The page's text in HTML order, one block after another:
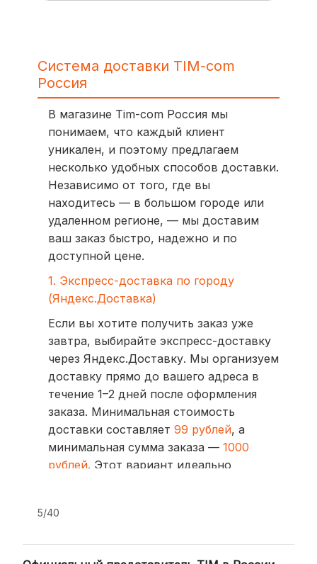
Система доставки TIM-com
Россия
В магазине Tim-com Россия мы
понимаем, что каждый клиент
уникален, и поэтому предлагаем
несколько удобных способов доставки.
Независимо от того, где вы
находитесь — в большом городе или
удаленном регионе, — мы доставим
ваш заказ быстро, надежно и по
доступной цене.
1. Экспресс-доставка по городу
(Яндекс.Доставка)
Если вы хотите получить заказ уже
завтра, выбирайте экспресс-доставку
через Яндекс.Доставку. Мы организуем
доставку прямо до вашего адреса в
течение 1–2 дней после оформления
заказа. Минимальная стоимость
доставки составляет 99 рублей, а
минимальная сумма заказа — 1000
рублей. Этот вариант идеально
компании (СДЭК, BoxBerry, DPD)
5/40